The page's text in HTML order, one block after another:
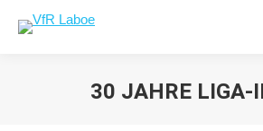
30 JAHRE LIGA-